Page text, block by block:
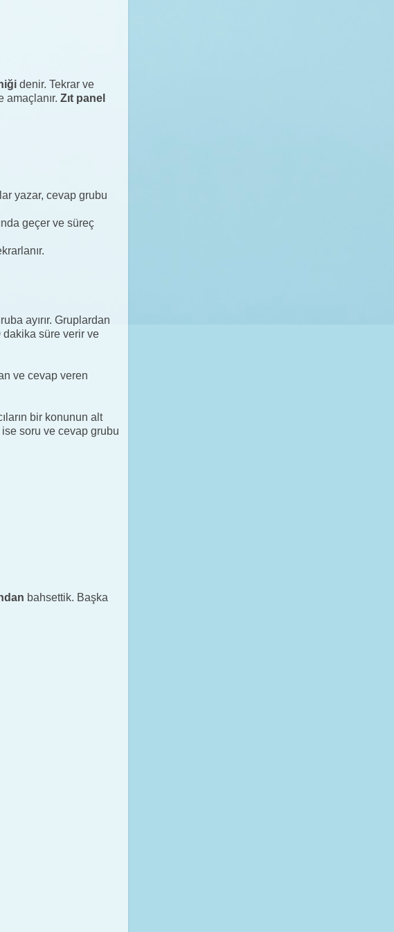
denir. Tekrar ve
amaçlanır. Zıt panel
yazar, cevap grubu
geçer ve süreç
ayırır. Gruplardan
dakika süre verir ve
ve cevap veren
bir konunun alt
ise soru ve cevap grubu
bahsettik. Başka